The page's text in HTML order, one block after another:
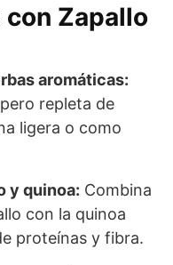
con Zapallo
aromáticas:
repleta de
ligera o como
y quinoa: Combina
con la quinoa
proteínas y fibra.